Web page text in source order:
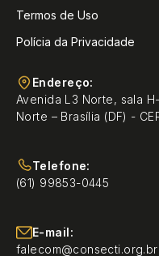
Termos de Uso
Polícia da Privacidade
Endereço:
Avenida L3 Norte, sala
Norte – Brasília (DF) -
Telefone:
(61) 99853-0445
E-mail:
falecom@consecti.org.br